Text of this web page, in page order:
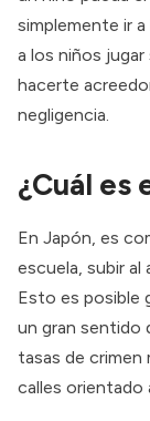
simplemente ir
a los niños
hacerte
negligencia
¿Cuál es
En Japón, es
escuela, subir
Esto es posible
un gran sentido
tasas de crimen
calles orientado